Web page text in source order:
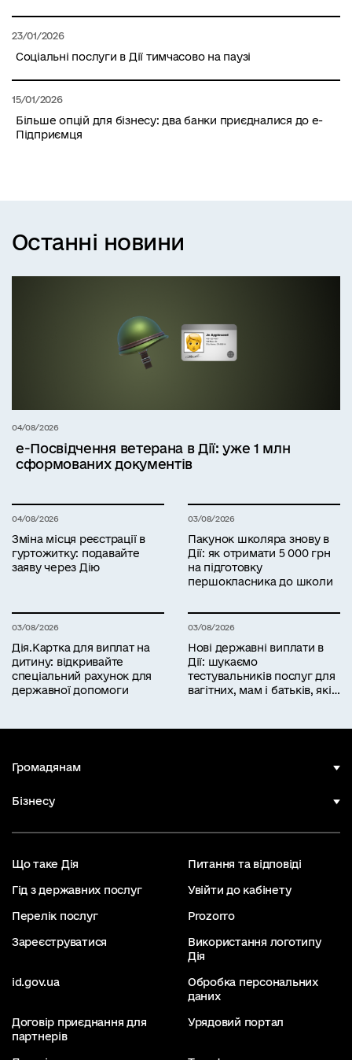
23/01/2026
Соціальні послуги в Дії тимчасово на паузі
15/01/2026
Більше опцій для бізнесу: два банки приєдналися до е-
Підприємця
Останні новини
04/08/2026
е-Посвідчення ветерана в Дії: уже 1 млн
сформованих документів
04/08/2026
Зміна місця реєстрації в
гуртожитку: подавайте
заяву через Дію
03/08/2026
Пакунок школяра знову в
Дії: як отримати 5 000 грн
на підготовку
першокласника до школи
03/08/2026
Дія.Картка для виплат на
дитину: відкривайте
спеціальний рахунок для
державної допомоги
03/08/2026
Нові державні виплати в
Дії: шукаємо
тестувальників послуг для
вагітних, мам і батьків, які
Громадянам
Бізнесу
Що таке Дія Питання та відповіді
Гід з державних послуг Увійти до кабінету
Перелік послуг Prozorro
Зареєструватися
Використання логотипу
Дія
id.gov.ua
Обробка персональних
даних
Договір приєднання для
партнерів
Урядовий портал